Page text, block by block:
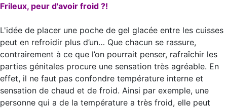
Frileux, peur d'avoir froid ?!
L'idée de placer une poche de gel glacée entre les cuisses
peut en refroidir plus d’un… Que chacun se rassure,
contrairement à ce que l’on pourrait penser, rafraîchir les
parties génitales procure une sensation très agréable. En
effet, il ne faut pas confondre température interne et
sensation de chaud et de froid. Ainsi par exemple, une
personne qui a de la température a très froid, elle peut